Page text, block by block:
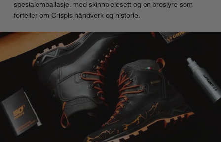
spesialemballasje, med skinnpleiesett og en brosjyre som
forteller om Crispis håndverk og historie.